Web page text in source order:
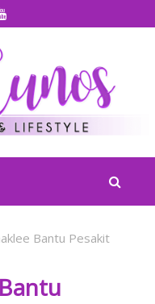
Bantu Pesakit